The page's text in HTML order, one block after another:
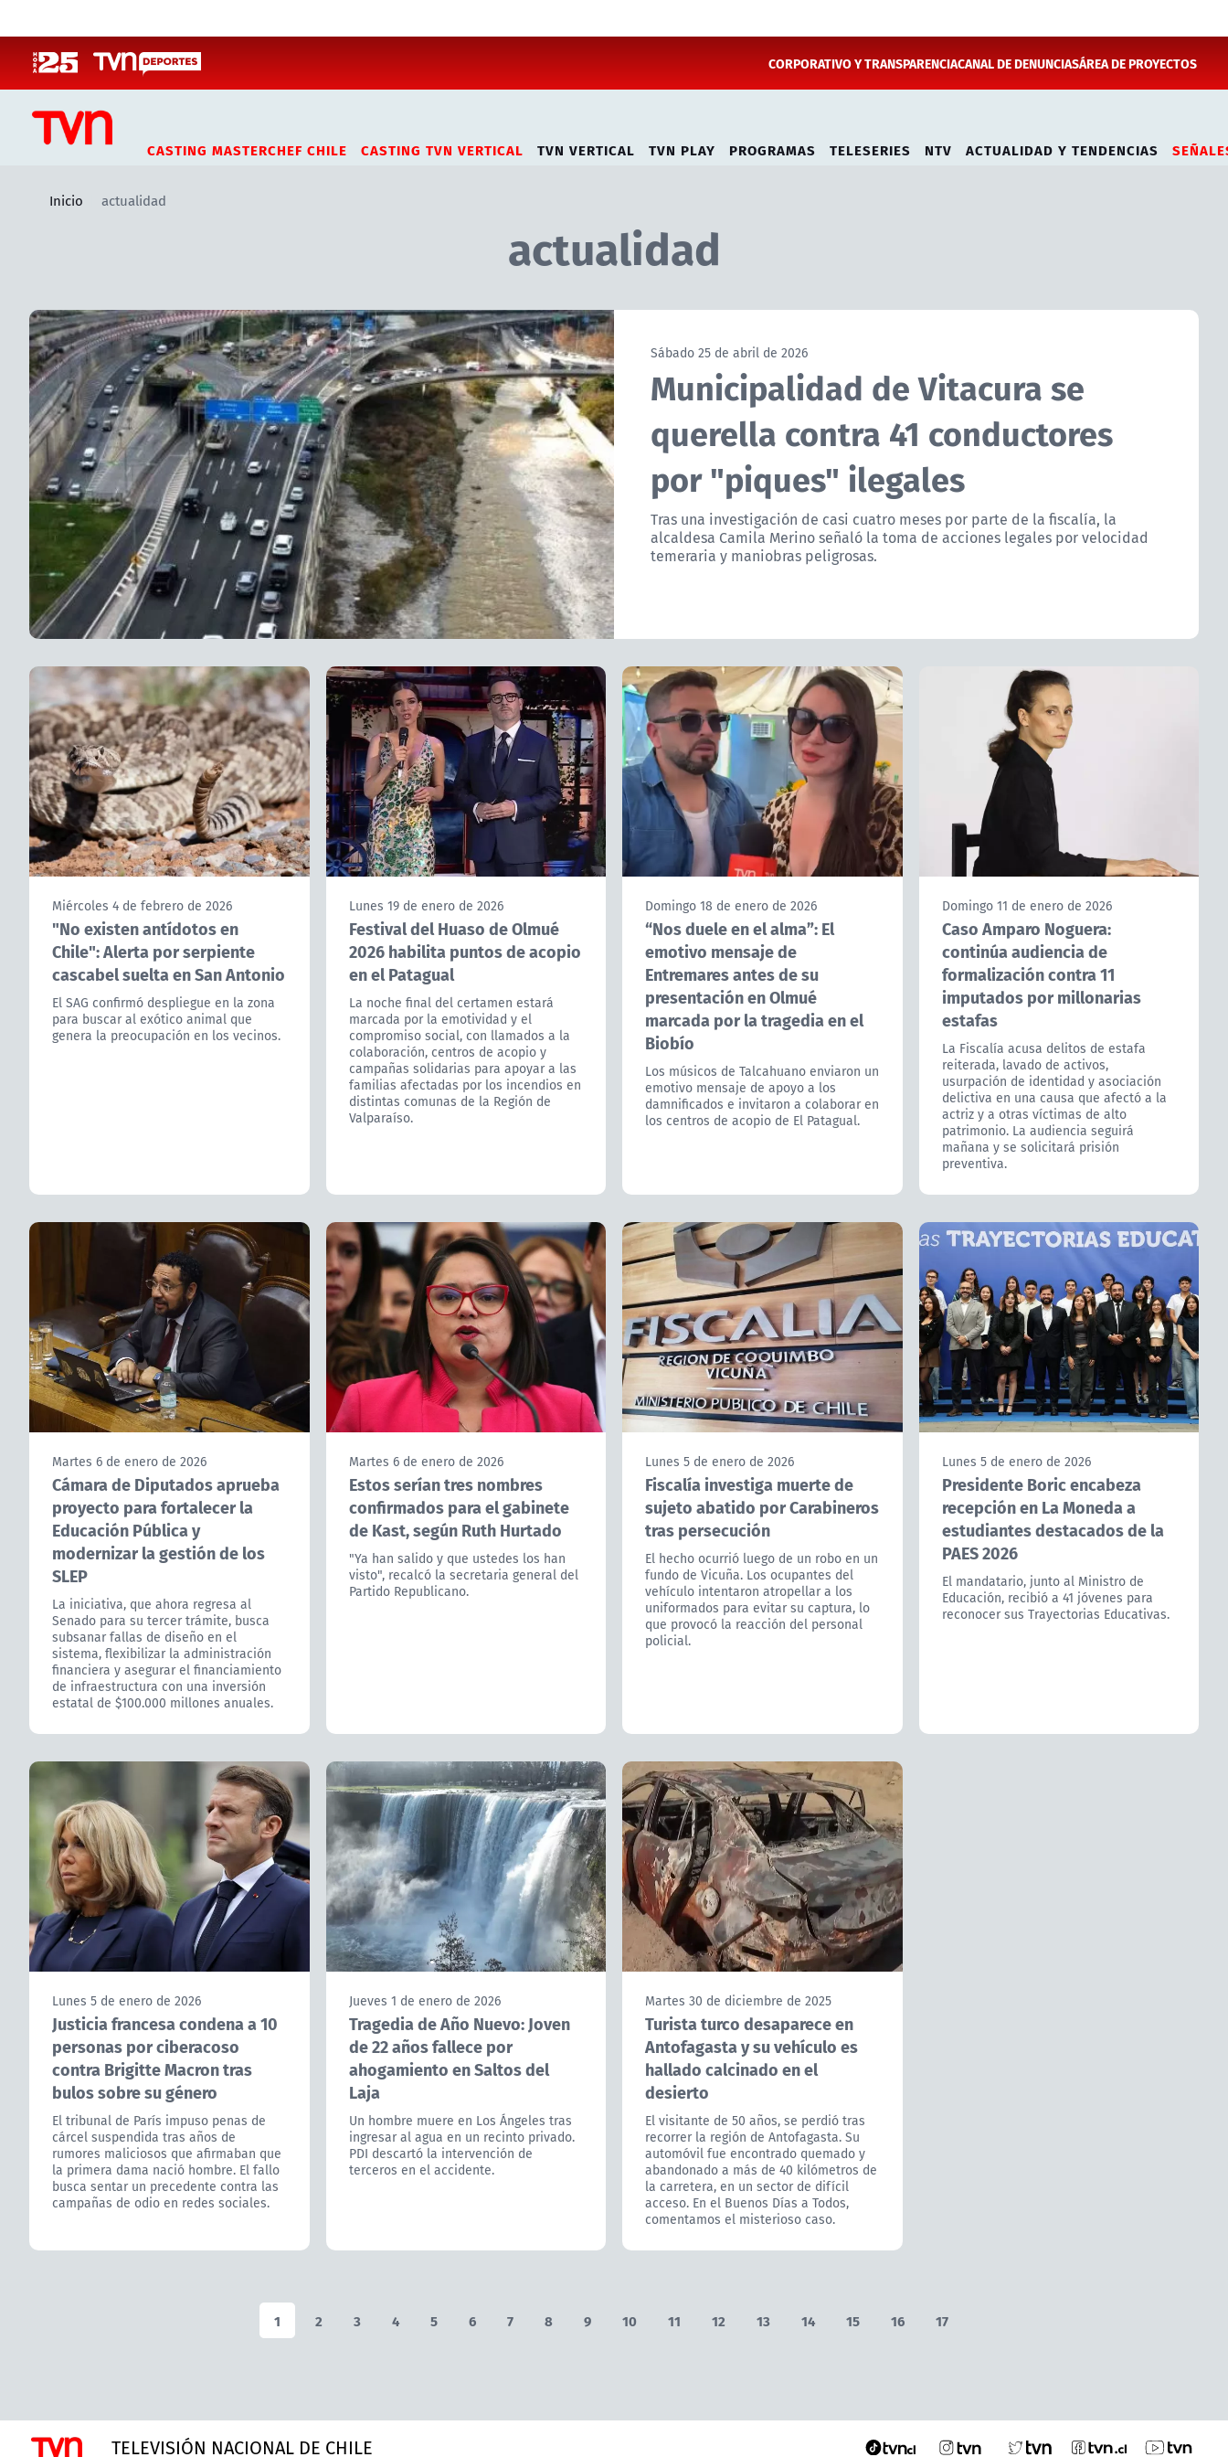
CORPORATIVO Y TRANSPARENCIACANAL DE DENUNCIASÁREA DE PROYECTOS
CASTING MASTERCHEF CHILE CASTING TVN VERTICAL TVN VERTICAL TVN PLAY PROGRAMAS TELESERIES NTV ACTUALIDAD Y TENDENCIAS
Inicio actualidad
actualidad
Artículos relacionados con actualidad
Sábado 25 de abril de 2026
Municipalidad de Vitacura se
querella contra 41 conductores
por "piques" ilegales
Tras una investigación de casi cuatro meses por parte de la fiscalía, la
alcaldesa Camila Merino señaló la toma de acciones legales por velocidad
temeraria y maniobras peligrosas.
Miércoles 4 de febrero de 2026
"No existen antídotos en
Chile": Alerta por serpiente
cascabel suelta en San Antonio
El SAG confirmó despliegue en la zona
para buscar al exótico animal que
genera la preocupación en los vecinos.
Lunes 19 de enero de 2026
Festival del Huaso de Olmué
2026 habilita puntos de acopio
en el Patagual
La noche final del certamen estará
marcada por la emotividad y el
compromiso social, con llamados a la
colaboración, centros de acopio y
campañas solidarias para apoyar a las
familias afectadas por los incendios en
distintas comunas de la Región de
Valparaíso.
Domingo 18 de enero de 2026
“Nos duele en el alma”: El
emotivo mensaje de
Entremares antes de su
presentación en Olmué
marcada por la tragedia en el
Biobío
Los músicos de Talcahuano enviaron un
emotivo mensaje de apoyo a los
damnificados e invitaron a colaborar en
los centros de acopio de El Patagual.
Domingo 11 de enero de 2026
Caso Amparo Noguera:
continúa audiencia de
formalización contra 11
imputados por millonarias
estafas
La Fiscalía acusa delitos de estafa
reiterada, lavado de activos,
usurpación de identidad y asociación
delictiva en una causa que afectó a la
actriz y a otras víctimas de alto
patrimonio. La audiencia seguirá
mañana y se solicitará prisión
preventiva.
Martes 6 de enero de 2026
Cámara de Diputados aprueba
proyecto para fortalecer la
Educación Pública y
modernizar la gestión de los
SLEP
La iniciativa, que ahora regresa al
Senado para su tercer trámite, busca
subsanar fallas de diseño en el
sistema, flexibilizar la administración
financiera y asegurar el financiamiento
de infraestructura con una inversión
estatal de $100.000 millones anuales.
Martes 6 de enero de 2026
Estos serían tres nombres
confirmados para el gabinete
de Kast, según Ruth Hurtado
"Ya han salido y que ustedes los han
visto", recalcó la secretaria general del
Partido Republicano.
Lunes 5 de enero de 2026
Fiscalía investiga muerte de
sujeto abatido por Carabineros
tras persecución
El hecho ocurrió luego de un robo en un
fundo de Vicuña. Los ocupantes del
vehículo intentaron atropellar a los
uniformados para evitar su captura, lo
que provocó la reacción del personal
policial.
Lunes 5 de enero de 2026
Presidente Boric encabeza
recepción en La Moneda a
estudiantes destacados de la
PAES 2026
El mandatario, junto al Ministro de
Educación, recibió a 41 jóvenes para
reconocer sus Trayectorias Educativas.
Lunes 5 de enero de 2026
Justicia francesa condena a 10
personas por ciberacoso
contra Brigitte Macron tras
bulos sobre su género
El tribunal de París impuso penas de
cárcel suspendida tras años de
rumores maliciosos que afirmaban que
la primera dama nació hombre. El fallo
busca sentar un precedente contra las
campañas de odio en redes sociales.
Jueves 1 de enero de 2026
Tragedia de Año Nuevo: Joven
de 22 años fallece por
ahogamiento en Saltos del
Laja
Un hombre muere en Los Ángeles tras
ingresar al agua en un recinto privado.
PDI descartó la intervención de
terceros en el accidente.
Martes 30 de diciembre de 2025
Turista turco desaparece en
Antofagasta y su vehículo es
hallado calcinado en el
desierto
El visitante de 50 años, se perdió tras
recorrer la región de Antofagasta. Su
automóvil fue encontrado quemado y
abandonado a más de 40 kilómetros de
la carretera, en un sector de difícil
acceso. En el Buenos Días a Todos,
comentamos el misterioso caso.
1 2 3 4 5 6 7 8 9 10 11 12 13 14 15 16 17
TELEVISIÓN NACIONAL DE CHILE